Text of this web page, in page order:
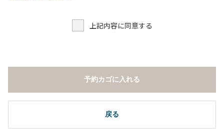
上記内容に同意する
戻る
予約カゴに入れる